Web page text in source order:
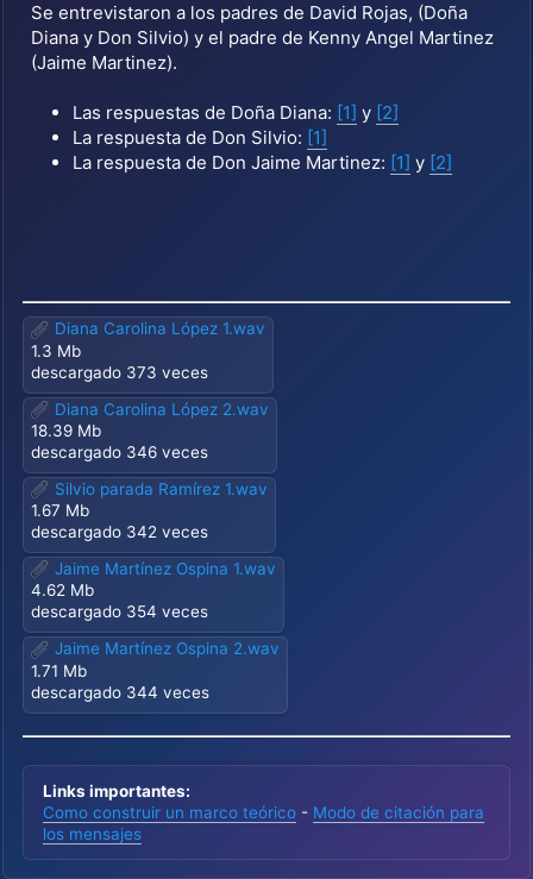
Se entrevistaron a los padres de David Rojas, (Doña
Diana y Don Silvio) y el padre de Kenny Angel Martinez
(Jaime Martinez).
Las respuestas de Doña Diana: [1] y [2]
La respuesta de Don Silvio: [1]
La respuesta de Don Jaime Martinez: [1] y [2]
Diana Carolina López 1.wav
1.3 Mb
descargado 373 veces
Diana Carolina López 2.wav
18.39 Mb
descargado 346 veces
Silvio parada Ramírez 1.wav
1.67 Mb
descargado 342 veces
Jaime Martínez Ospina 1.wav
4.62 Mb
descargado 354 veces
Jaime Martínez Ospina 2.wav
1.71 Mb
descargado 344 veces
Links importantes:
Como construir un marco teórico - Modo de citación para
los mensajes